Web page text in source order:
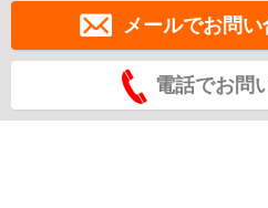
メールでお問
電話でお問